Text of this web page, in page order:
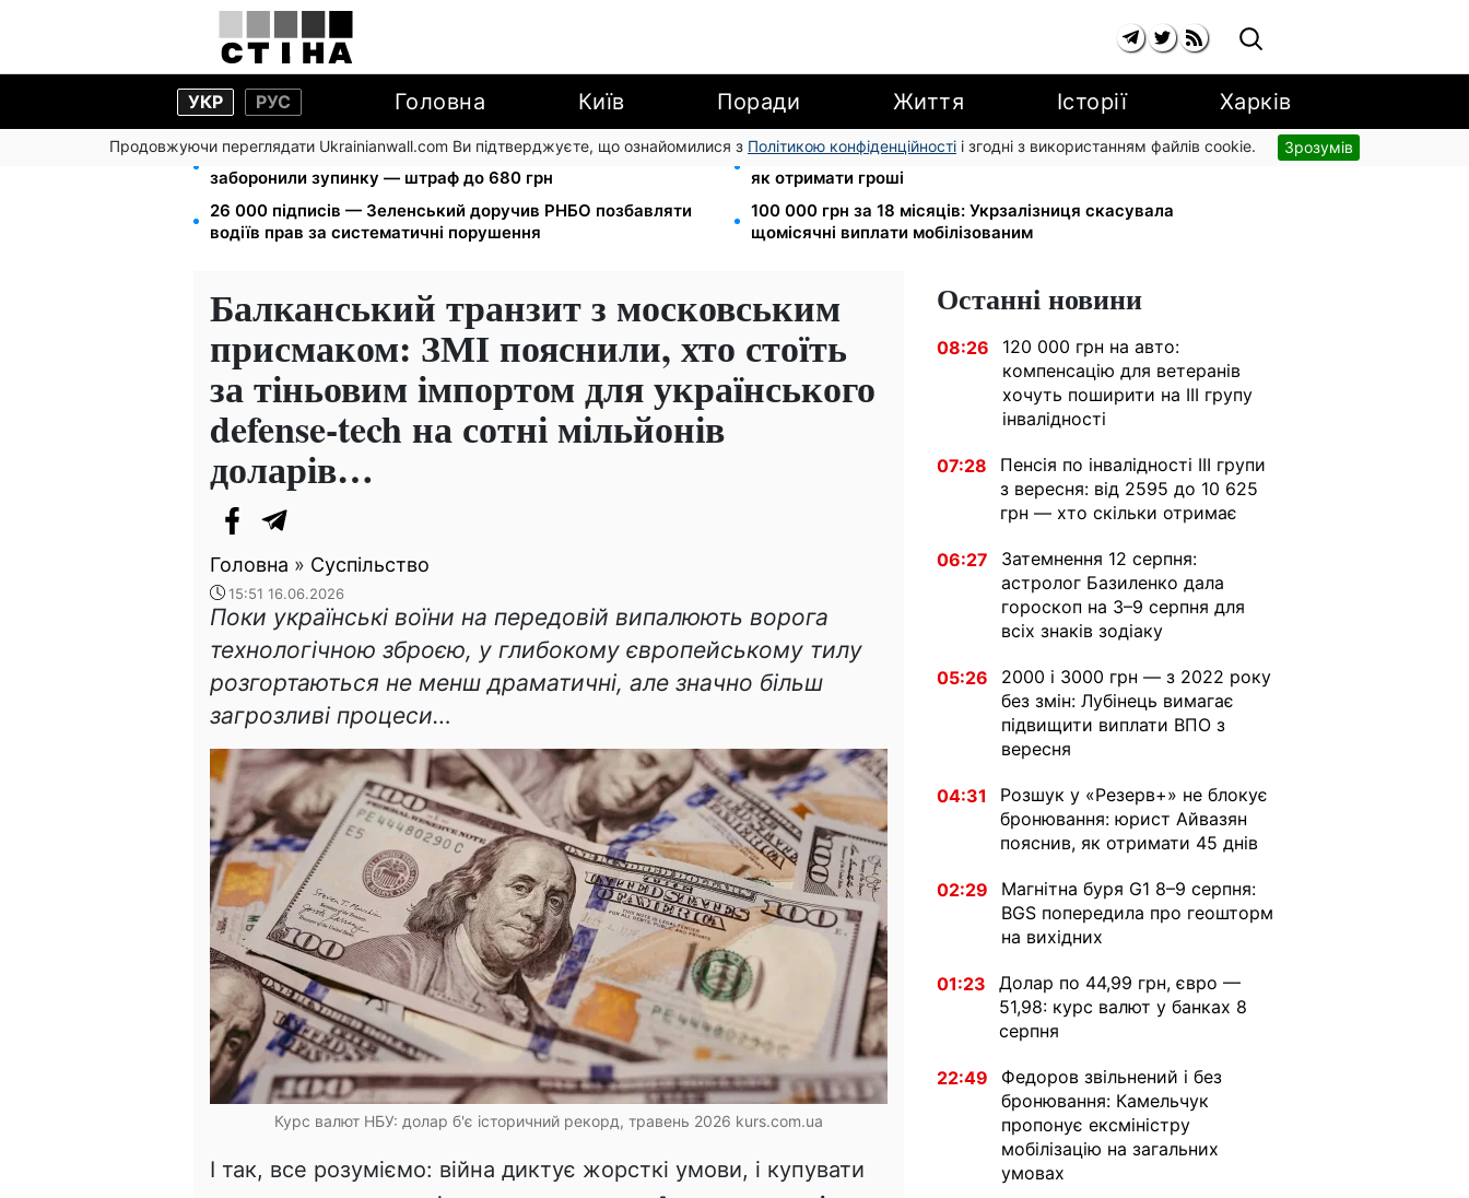
УКР РУС Головна Київ Поради Життя Історії Харків
Продовжуючи переглядати Ukrainianwall.com Ви підтверджуєте, що ознайомилися з Політикою конфіденційності і згодні з використанням файлів cookie. Зрозумів
Новий знак на центральній вулиці: водіям вантажівок
заборонили зупинку — штраф до 680 грн
8 451 грн замість пакунка малюка: Пенсійний фонд пояснив,
як отримати гроші
26 000 підписів — Зеленський доручив РНБО позбавляти
водіїв прав за систематичні порушення
100 000 грн за 18 місяців: Укрзалізниця скасувала
щомісячні виплати мобілізованим
Балканський транзит з московським
присмаком: ЗМІ пояснили, хто стоїть
за тіньовим імпортом для українського
defense-tech на сотні мільйонів
доларів…
Головна » Суспільство
15:51 16.06.2026
Поки українські воїни на передовій випалюють ворога
технологічною зброєю, у глибокому європейському тилу
розгортаються не менш драматичні, але значно більш
загрозливі процеси…
Курс валют НБУ: долар б'є історичний рекорд, травень 2026 kurs.com.ua
І так, все розуміємо: війна диктує жорсткі умови, і купувати
Останні новини
08:26
120 000 грн на авто:
компенсацію для ветеранів
хочуть поширити на III групу
інвалідності
07:28
Пенсія по інвалідності III групи
з вересня: від 2595 до 10 625
грн — хто скільки отримає
06:27
Затемнення 12 серпня:
астролог Базиленко дала
гороскоп на 3–9 серпня для
всіх знаків зодіаку
05:26
2000 і 3000 грн — з 2022 року
без змін: Лубінець вимагає
підвищити виплати ВПО з
вересня
04:31
Розшук у «Резерв+» не блокує
бронювання: юрист Айвазян
пояснив, як отримати 45 днів
02:29
Магнітна буря G1 8–9 серпня:
BGS попередила про геошторм
на вихідних
01:23
Долар по 44,99 грн, євро —
51,98: курс валют у банках 8
серпня
22:49
Федоров звільнений і без
бронювання: Камельчук
пропонує ексміністру
мобілізацію на загальних
умовах